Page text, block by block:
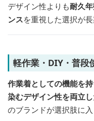
デザイン性よりも耐久
ンスを重視した選択が
軽作業・DIY・普段
作業着としての機能を
染むデザイン性を両立
のブランドが選択肢に入